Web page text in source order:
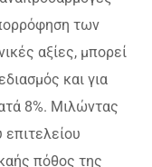
των
αξίες, μπορεί
και για
8%. Μιλώντας
πόθος της